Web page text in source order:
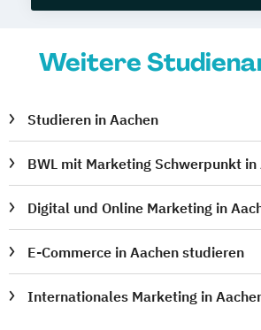
Weitere
Studieren in Aachen
BWL mit Marketing Schwerpunkt
Digital und Online Marketing in
E-Commerce in Aachen studieren
Internationales Marketing in